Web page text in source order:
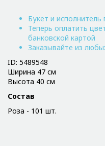
Букет и исполнитель
Теперь оплатить
банковской картой
Заказывайте из
ID: 5489548
Ширина 47 см
Высота 40 см
Состав
Роза - 101 шт.